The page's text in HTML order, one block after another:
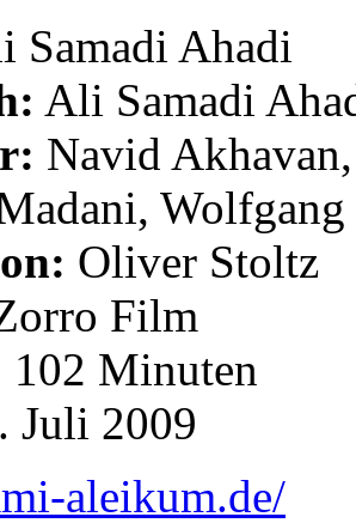
Samadi Ahadi
Ali Samadi
Navid
Oliver Stoltz
Film
102 Minuten
Juli 2009
aleikum.de/